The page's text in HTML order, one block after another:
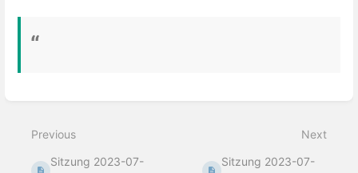
mode
Previous
Sitzung 2023-07-
Next
Sitzung 2023-07-